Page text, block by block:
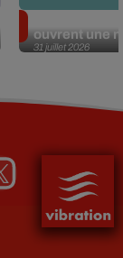
31 juillet 2026
ouvrent une